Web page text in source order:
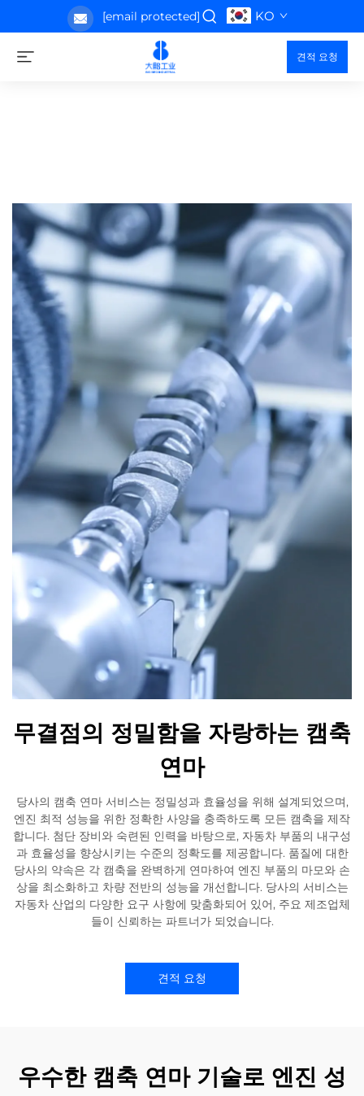
[email protected] KO
견적 요청
무결점의 정밀함을 자랑하는 캠축
연마
당사의 캠축 연마 서비스는 정밀성과 효율성을 위해 설계되었으며,
엔진 최적 성능을 위한 정확한 사양을 충족하도록 모든 캠축을 제작
합니다. 첨단 장비와 숙련된 인력을 바탕으로, 자동차 부품의 내구성
과 효율성을 향상시키는 수준의 정확도를 제공합니다. 품질에 대한
당사의 약속은 각 캠축을 완벽하게 연마하여 엔진 부품의 마모와 손
상을 최소화하고 차량 전반의 성능을 개선합니다. 당사의 서비스는
자동차 산업의 다양한 요구 사항에 맞춤화되어 있어, 주요 제조업체
들이 신뢰하는 파트너가 되었습니다.
견적 요청
우수한 캠축 연마 기술로 엔진 성